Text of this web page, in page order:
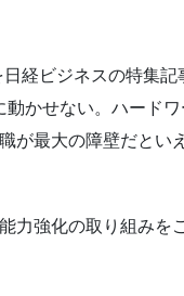
経ビジネスの特集記
かせない。ハード
が最⼤の障壁だとい
力強化の取り組みを